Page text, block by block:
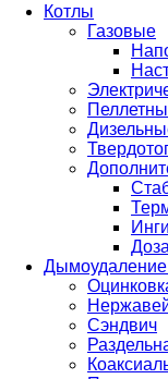
Котлы
Газовые
Дымоудаление
Сэндвич